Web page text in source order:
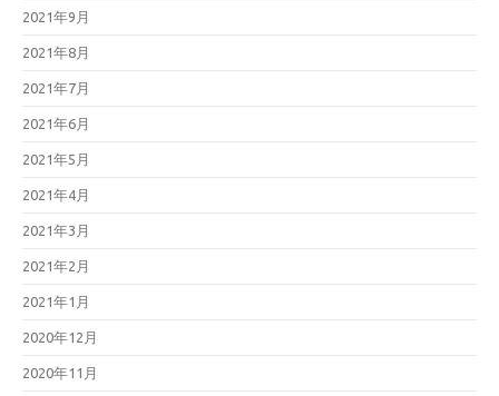
2021年9月
2021年8月
2021年7月
2021年6月
2021年5月
2021年4月
2021年3月
2021年2月
2021年1月
2020年12月
2020年11月